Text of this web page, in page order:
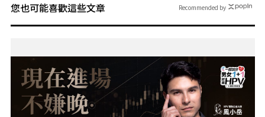
您也可能喜歡這些文章 Recommended by